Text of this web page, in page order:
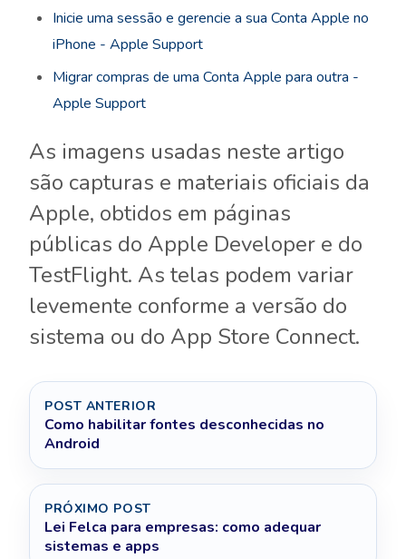
Inicie uma sessão e gerencie a sua Conta Apple no
iPhone - Apple Support
Migrar compras de uma Conta Apple para outra -
Apple Support
As imagens usadas neste artigo
são capturas e materiais oficiais da
Apple, obtidos em páginas
públicas do Apple Developer e do
TestFlight. As telas podem variar
levemente conforme a versão do
sistema ou do App Store Connect.
POST ANTERIOR
Como habilitar fontes desconhecidas no
Android
PRÓXIMO POST
Lei Felca para empresas: como adequar
sistemas e apps